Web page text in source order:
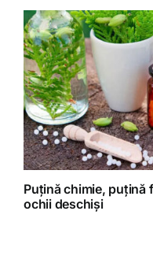
Puțină chimie, puțină
ochii deschiși